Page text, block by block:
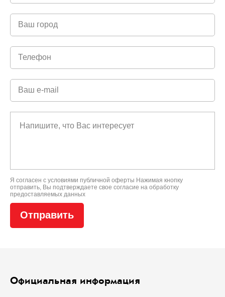
Я согласен с условиями публичной оферты Нажимая кнопку
отправить, Вы подтверждаете свое согласие на обработку
предоставляемых данных
Официальная информация